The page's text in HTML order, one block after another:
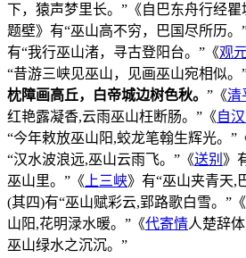
下，猿声梦里长。”《自巴东舟行经
题壁》有“巫山高不穷，巴国尽所历。
有“我行巫山渚，寻古登阳台。”《观
“昔游三峡见巫山，见画巫山宛相似。
枕障画高丘，白帝城边树色秋。 ”《清
红艳露凝香,云雨巫山枉断肠。”《自
“今年敕放巫山阳,蛟龙笔翰生辉光。”
“汉水波浪远,巫山云雨飞。”《送别 》
巫山里。”《 上三峡》有“巫山夹青天,
(其四)有“巫山赋彩云,郢路歌白雪。”《
山阳,花明渌水暖。”《代寄情人楚辞
巫山绿水之沉沉。”